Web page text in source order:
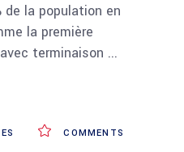
de la population en
la première
terminaison
COMMENTS